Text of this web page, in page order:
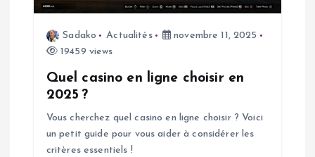
Sadako Actualités
novembre 11, 2025
19459 views
Quel casino en ligne choisir en
2025 ?
Vous cherchez quel casino en ligne choisir ? Voici
un petit guide pour vous aider à considérer les
critères essentiels !